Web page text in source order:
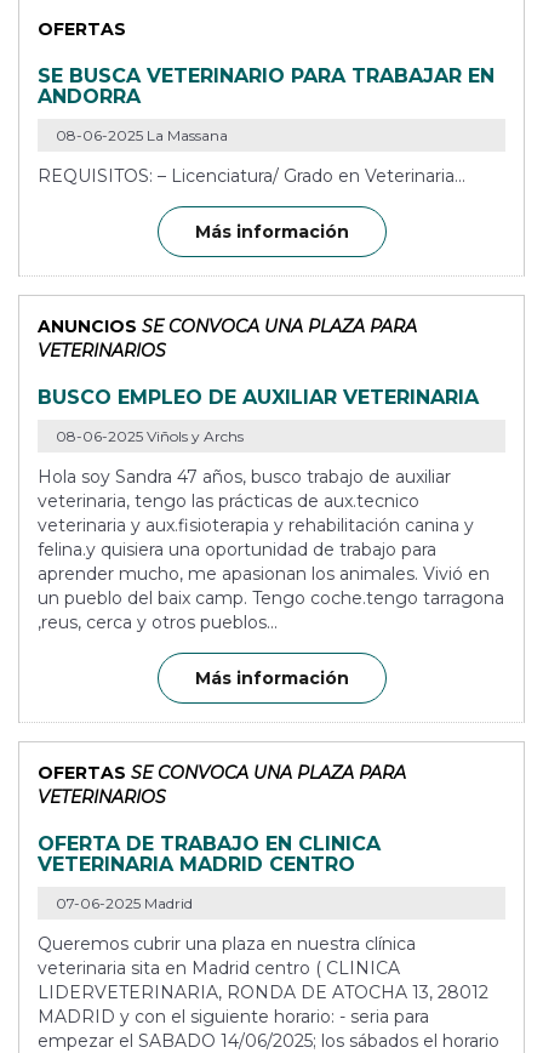
OFERTAS
SE BUSCA VETERINARIO PARA TRABAJAR EN
ANDORRA
08-06-2025 La Massana
REQUISITOS: – Licenciatura/ Grado en Veterinaria...
Más información
ANUNCIOS SE CONVOCA UNA PLAZA PARA
VETERINARIOS
BUSCO EMPLEO DE AUXILIAR VETERINARIA
08-06-2025 Viñols y Archs
Hola soy Sandra 47 años, busco trabajo de auxiliar
veterinaria, tengo las prácticas de aux.tecnico
veterinaria y aux.fisioterapia y rehabilitación canina y
felina.y quisiera una oportunidad de trabajo para
aprender mucho, me apasionan los animales. Vivió en
un pueblo del baix camp. Tengo coche.tengo tarragona
,reus, cerca y otros pueblos...
Más información
OFERTAS SE CONVOCA UNA PLAZA PARA
VETERINARIOS
OFERTA DE TRABAJO EN CLINICA
VETERINARIA MADRID CENTRO
07-06-2025 Madrid
Queremos cubrir una plaza en nuestra clínica
veterinaria sita en Madrid centro ( CLINICA
LIDERVETERINARIA, RONDA DE ATOCHA 13, 28012
MADRID y con el siguiente horario: - seria para
empezar el SABADO 14/06/2025; los sábados el horario